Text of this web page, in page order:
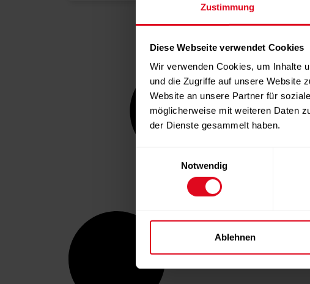
Zustimmung
Diese Webseite verwendet Cookies
Wir verwenden Cookies, um Inhalte
und die Zugriffe auf unsere Website
Website an unsere Partner für
möglicherweise mit weiteren Daten
der Dienste gesammelt haben.
Notwendig
Ablehnen